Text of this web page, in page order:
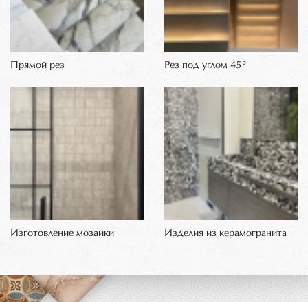
Прямой рез Рез под углом 45°
Изготовление мозаики Изделия из керамогранита